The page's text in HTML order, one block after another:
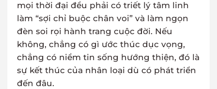
mọi thời đại đều phải có triết lý tâm linh
làm “sợi chỉ buộc chân voi” và làm ngọn
đèn soi rọi hành trang cuộc đời. Nếu
không, chẳng có gì ước thúc dục vọng,
chẳng có niềm tin sống hướng thiện, đó là
sự kết thúc của nhân loại dù có phát triển
đến đâu.